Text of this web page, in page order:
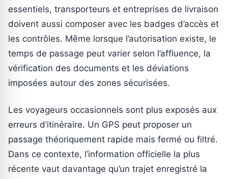
essentiels, transporteurs et entreprises de livraison
doivent aussi composer avec les badges d’accès et
les contrôles. Même lorsque l’autorisation existe, le
temps de passage peut varier selon l’affluence, la
vérification des documents et les déviations
imposées autour des zones sécurisées.
Les voyageurs occasionnels sont plus exposés aux
erreurs d’itinéraire. Un GPS peut proposer un
passage théoriquement rapide mais fermé ou filtré.
Dans ce contexte, l’information officielle la plus
récente vaut davantage qu’un trajet enregistré la